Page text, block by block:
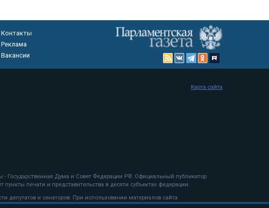
Контакты
Реклама
Вакансии
- Государственная Дума и Совет Федерации РФ. Официальный публикатор
печати и представительства в десяти субъектах федерации.
депутатов и сенаторов. При использовании материалов сайта
Карта сайта